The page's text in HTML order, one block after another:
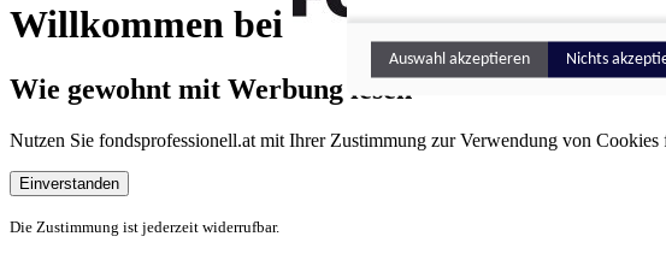
Willkommen bei
Wie gewohnt mit Werbung lesen
Nutzen Sie fondsprofessionell.at mit Ihrer Zustimmung zur Verwendung von Cookies
Einverstanden
Die Zustimmung ist jederzeit widerrufbar.
Auswahl akzeptieren Nichts